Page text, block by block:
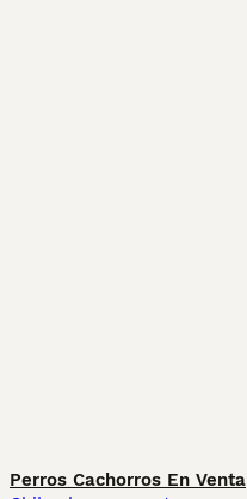
Perros Cachorros En Venta